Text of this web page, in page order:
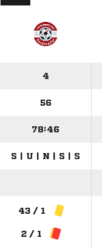
4
56
78:46
S | U | N | S | S
43 / 1
2 / 1